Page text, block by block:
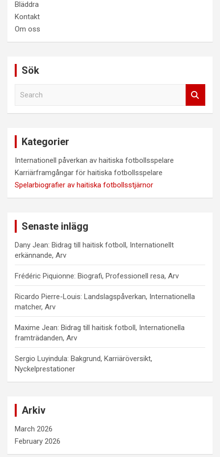
Bläddra
Kontakt
Om oss
Sök
Kategorier
Internationell påverkan av haitiska fotbollsspelare
Karriärframgångar för haitiska fotbollsspelare
Spelarbiografier av haitiska fotbollsstjärnor
Senaste inlägg
Dany Jean: Bidrag till haitisk fotboll, Internationellt
erkännande, Arv
Frédéric Piquionne: Biografi, Professionell resa, Arv
Ricardo Pierre-Louis: Landslagspåverkan, Internationella
matcher, Arv
Maxime Jean: Bidrag till haitisk fotboll, Internationella
framträdanden, Arv
Sergio Luyindula: Bakgrund, Karriäröversikt,
Nyckelprestationer
Arkiv
March 2026
February 2026